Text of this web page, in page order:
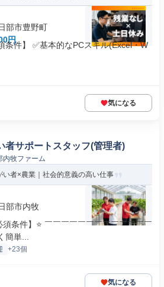
部市豊野町
円
条件】 ✅基本的なPCスキル(Excel・W
気になる
者サポートスタッフ(管理者)
内牧ファーム
い者×農業｜社会的意義の高い仕事
部市内牧
須条件】⭐ ￣￣￣￣￣￣￣￣￣￣￣￣￣
簡単...
+23個
気になる